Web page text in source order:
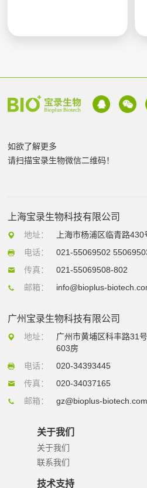
如欲了解更多
请扫描宝录生物微信二维码！
上海宝录生物科技有限公司
地址：
上海市杨浦区临青路
电话：
021-55069502
传真：
021-55069508-802
邮箱：
info@bioplus-
广州宝录生物科技有限公司
地址：
广州市黄埔区科丰路31
603房
电话：
020-34393445
传真：
020-34037165
邮箱：
gz@bioplus-biotech.com
关于我们
关于我们
联系我们
技术支持